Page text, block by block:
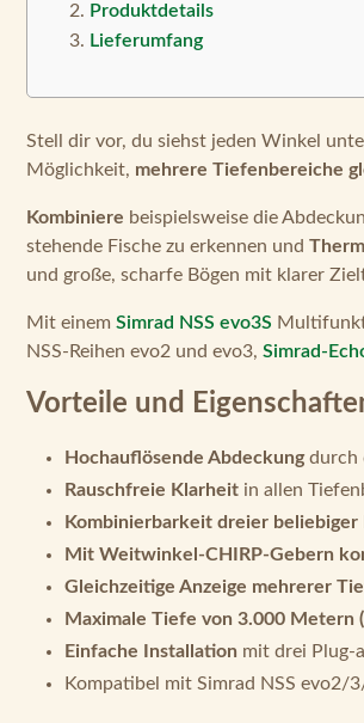
Produktdetails
Lieferumfang
Stell dir vor, du siehst jeden Winkel
Möglichkeit, mehrere Tiefenbereiche
Kombiniere beispielsweise die
stehende Fische zu erkennen und
und große, scharfe Bögen mit klarer
Mit einem Simrad NSS evo3S
NSS-Reihen evo2 und evo3, Simrad-
Vorteile und
Hochauflösende Abdeckungdurch
Rauschfreie Klarheit in allen
Kombinierbarkeit dreier beliebiger
Mit Weitwinkel-CHIRP-Gebern
Gleichzeitige Anzeige mehrerer
Maximale Tiefe von 3.000 Metern
Einfache Installation mit drei Plug-
Kompatibel mit Simrad NSS